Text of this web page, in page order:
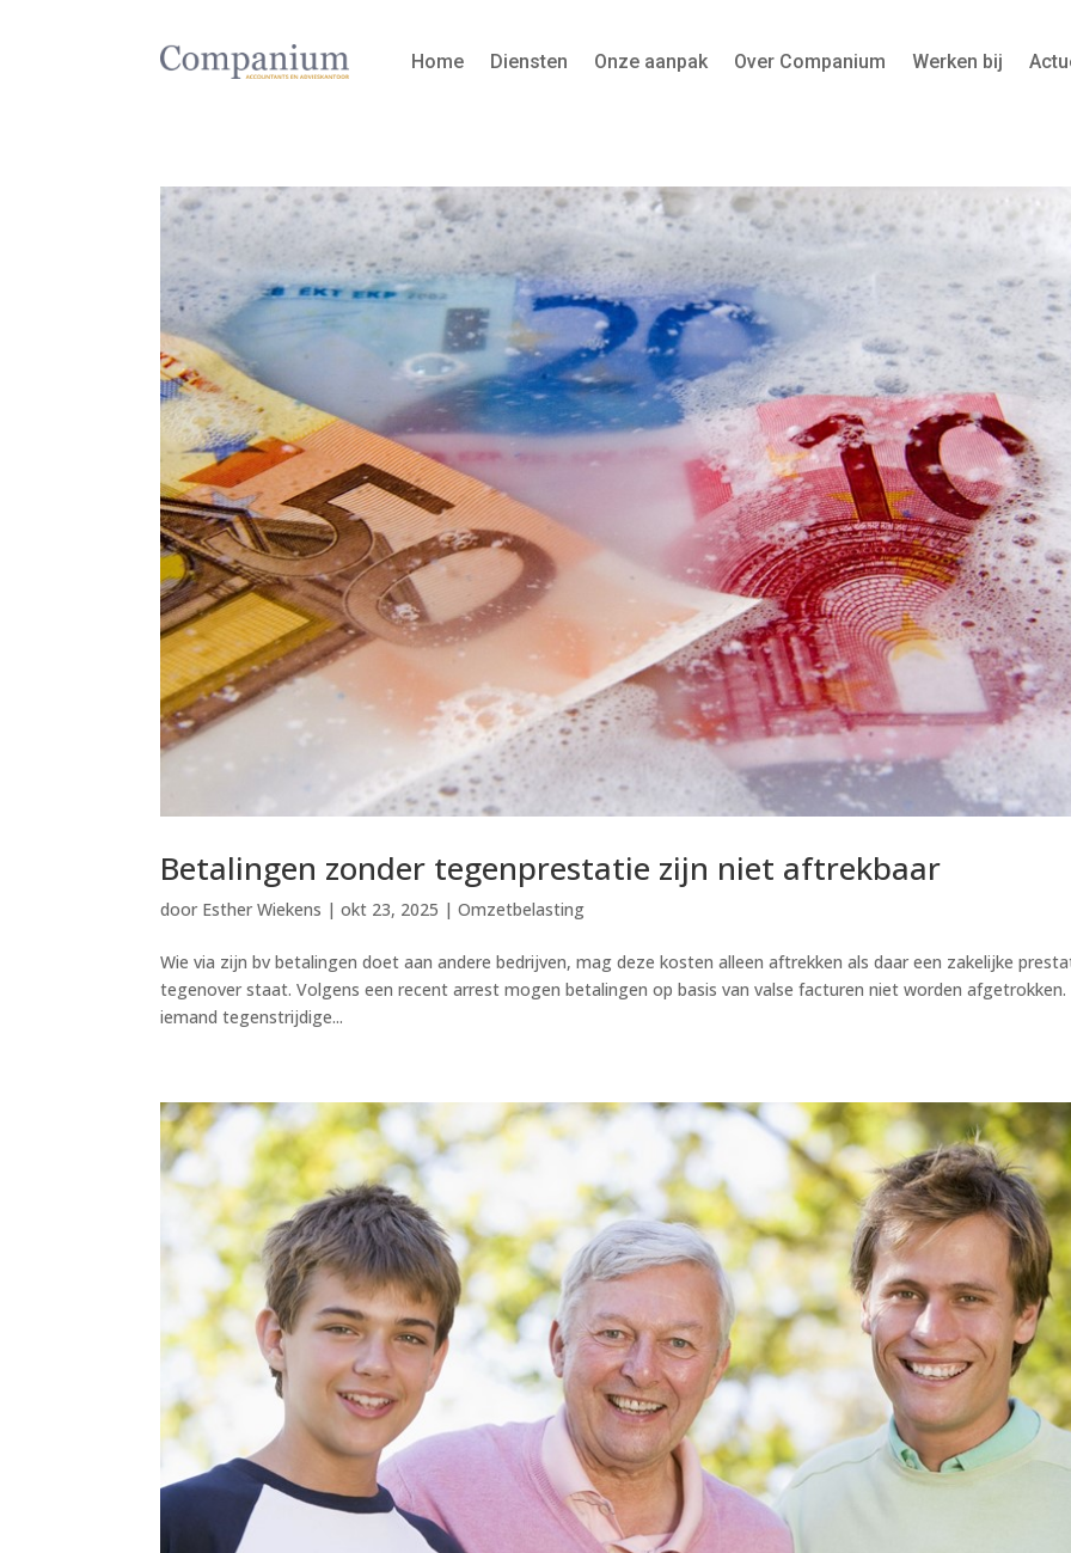
Home Diensten Onze aanpak Over Companium Werken bij
Betalingen zonder tegenprestatie zijn niet aftrekbaar
door Esther Wiekens |okt 23, 2025 |Omzetbelasting
Wie via zijn bv betalingen doet aan andere bedrijven, mag deze kosten alleen aftrekken als daar een zakelijke
tegenover staat. Volgens een recent arrest mogen betalingen op basis van valse facturen niet worden afgetrokken.
iemand tegenstrijdige...